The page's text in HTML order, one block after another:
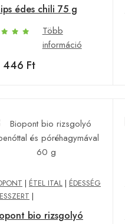
édes chili 75 g
Több
információ
446 Ft
| ÉTEL ITAL | ÉDESSÉG
|
bio rizsgolyó